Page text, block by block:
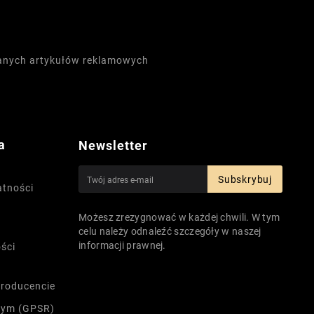
artykułów reklamowych
(GPSR)
Newsletter
Subskrybuj
Możesz zrezygnować w każdej chwili. W tym
celu należy odnaleźć szczegóły w naszej
informacji prawnej.